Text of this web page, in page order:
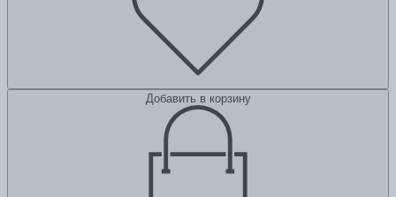
Добавить в корзину